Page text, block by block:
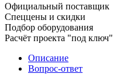
Официальный поставщик
Спеццены и скидки
Подбор оборудования
Расчёт проекта "под ключ"
Описание
Вопрос-ответ